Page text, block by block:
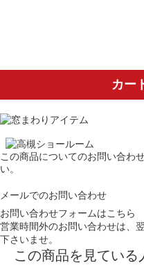
カー
この商品についてのお問い合わ
い。
メールでのお問い合わせ
お問い合わせフォームはこちら
営業時間外のお問い合わせは、
下さいませ。
この商品を見ている